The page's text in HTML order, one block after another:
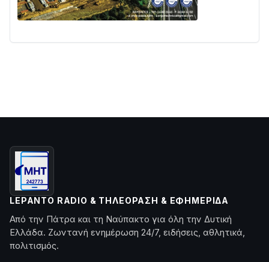
LEPANTO RADIO & ΤΗΛΕΌΡΑΣΗ & ΕΦΗΜΕΡΊΔΑ
Από την Πάτρα και τη Ναύπακτο για όλη την Δυτική
Ελλάδα. Ζωντανή ενημέρωση 24/7, ειδήσεις, αθλητικά,
πολιτισμός.